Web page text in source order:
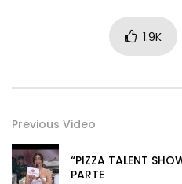
1.9K
Previous Video
“PIZZA TALENT
PARTE